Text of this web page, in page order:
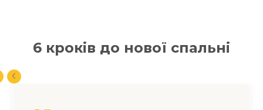
6 кроків до нової спальні